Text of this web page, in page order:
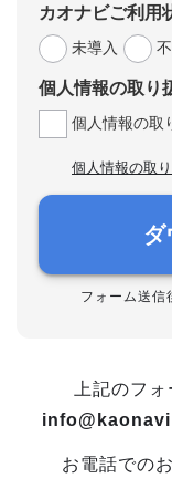
カオナビご利用
未導入
個人情報の取り
個人情報の取
個人情報の取
ダ
フォーム送信
上記のフォ
お電話での